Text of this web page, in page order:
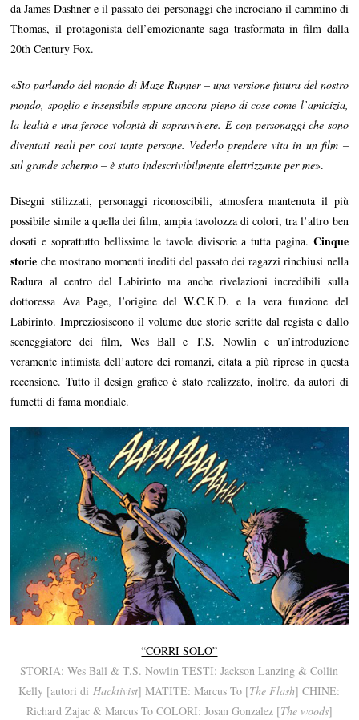
da James Dashner e il passato dei personaggi che incrociano il cammino di
Thomas, il protagonista dell’emozionante saga trasformata in film dalla
20th Century Fox.
«Sto parlando del mondo di Maze Runner – una versione futura del nostro
mondo, spoglio e insensibile eppure ancora pieno di cose come l’amicizia,
la lealtà e una feroce volontà di sopravvivere. E con personaggi che sono
diventati reali per così tante persone. Vederlo prendere vita in un film –
sul grande schermo – è stato indescrivibilmente elettrizzante per me».
Disegni stilizzati, personaggi riconoscibili, atmosfera mantenuta il più
possibile simile a quella dei film, ampia tavolozza di colori, tra l’altro ben
dosati e soprattutto bellissime le tavole divisorie a tutta pagina. Cinque
storie che mostrano momenti inediti del passato dei ragazzi rinchiusi nella
Radura al centro del Labirinto ma anche rivelazioni incredibili sulla
dottoressa Ava Page, l’origine del W.C.K.D. e la vera funzione del
Labirinto. Impreziosiscono il volume due storie scritte dal regista e dallo
sceneggiatore dei film, Wes Ball e T.S. Nowlin e un’introduzione
veramente intimista dell’autore dei romanzi, citata a più riprese in questa
recensione. Tutto il design grafico è stato realizzato, inoltre, da autori di
fumetti di fama mondiale.
“CORRI SOLO”
STORIA: Wes Ball & T.S. Nowlin TESTI: Jackson Lanzing & Collin
Kelly [autori diHacktivist] MATITE: Marcus To [The Flash] CHINE:
Richard Zajac & Marcus To COLORI: Josan Gonzalez [The woods]